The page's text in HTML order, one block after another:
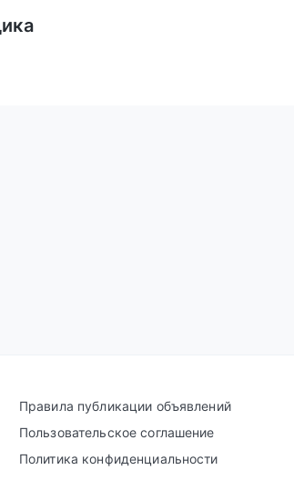
Правила публикации объявлений
Пользовательское соглашение
Политика конфиденциальности